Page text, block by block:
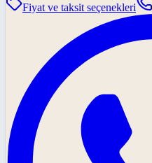
Fiyat ve taksit seçenekleri